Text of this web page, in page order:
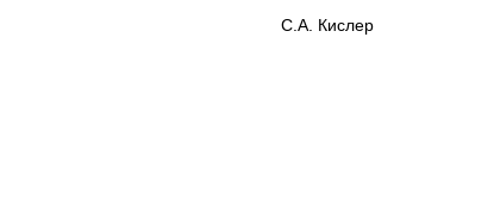
поселения С.А. Кислер